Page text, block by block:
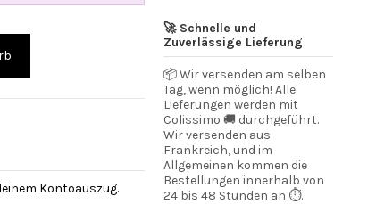
Kontoauszug.
🚀 Schnelle und
Zuverlässige Lieferung
📦 Wir versenden am selben
Tag, wenn möglich! Alle
Lieferungen werden mit
Colissimo 🚚 durchgeführt.
Wir versenden aus
Frankreich, und im
Allgemeinen kommen die
Bestellungen innerhalb von
24 bis 48 Stunden an ⏱️.